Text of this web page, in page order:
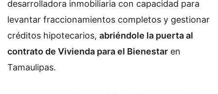
desarrolladora inmobiliaria con capacidad para
levantar fraccionamientos completos y gestionar
créditos hipotecarios, abriéndole la puerta al
contrato de Vivienda para el Bienestar en
Tamaulipas.